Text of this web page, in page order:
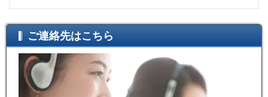
ご連絡先はこちら